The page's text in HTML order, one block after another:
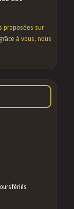
proposées sur
à vous, nous
fériés.